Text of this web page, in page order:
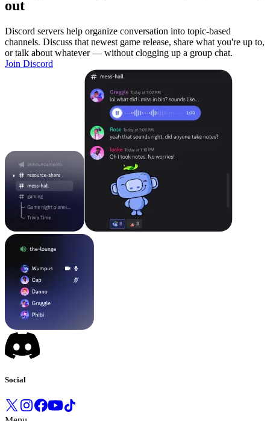
out
Discord servers help organize conversation into topic-based
channels. Discuss that newest game release, share what you're up to,
or talk about whatever — without clogging up a group chat.
Join Discord
Social